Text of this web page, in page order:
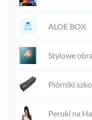
ALOE BOX
Stylowe
Piórniki
Peruki na